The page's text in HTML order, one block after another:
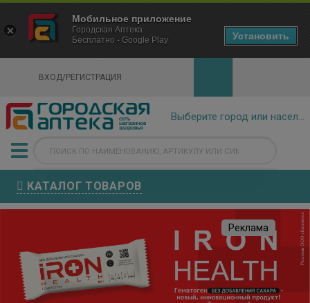
ВХОД/РЕГИСТРАЦИЯ
КАТАЛОГ ТОВАРОВ
Реклама
×
Городская Аптека Маркетплейс
- In Google Play
Мобильное приложение
Городская Аптека
Бесплатно - Google Play
Установить